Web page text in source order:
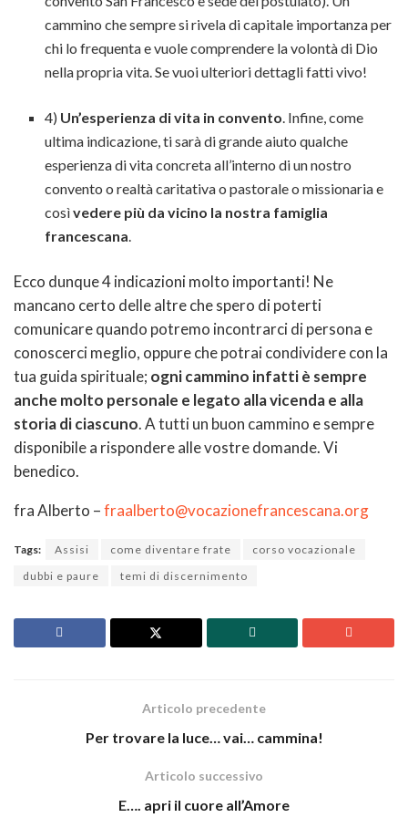
cammino che sempre si rivela di capitale importanza per
chi lo frequenta e vuole comprendere la volontà di Dio
nella propria vita. Se vuoi ulteriori dettagli fatti vivo!
4) Un’esperienza di vita in convento. Infine, come
ultima indicazione, ti sarà di grande aiuto qualche
esperienza di vita concreta all’interno di un nostro
convento o realtà caritativa o pastorale o missionaria e
cosìvedere più da vicino la nostra famiglia
francescana.
Ecco dunque 4 indicazioni molto importanti! Ne
mancano certo delle altre che spero di poterti
comunicare quando potremo incontrarci di persona e
conoscerci meglio, oppure che potrai condividere con la
tua guida spirituale; ogni cammino infatti è sempre
anche molto personale e legato alla vicenda e alla
storia di ciascuno. A tutti un buon cammino e sempre
disponibile a rispondere alle vostre domande. Vi
benedico.
fra Alberto –fraalberto@vocazionefrancescana.org
Tags: Assisi come diventare frate
corso vocazionale
dubbi e paure
temi di discernimento
Articolo precedente
Per trovare la luce… vai… cammina!
Articolo successivo
E…. apri il cuore all’Amore